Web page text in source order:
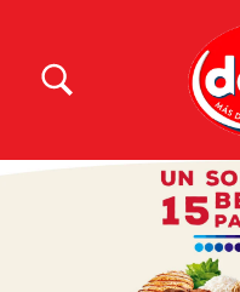
Menu
Menú Principal